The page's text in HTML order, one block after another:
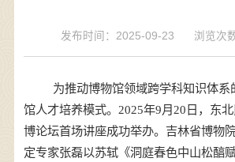
发布时间：2025-09-23 浏览次
为推动博物馆领域跨学科知识体系
馆人才培养模式。2025年9月20日，东
博论坛首场讲座成功举办。吉林省博物
定专家张磊以苏轼《洞庭春色中山松醕